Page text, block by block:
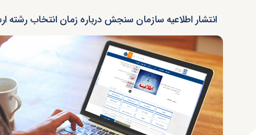
انتشار اطلاعیه سازمان سنجش درباره زمان انتخاب رشته ارشد